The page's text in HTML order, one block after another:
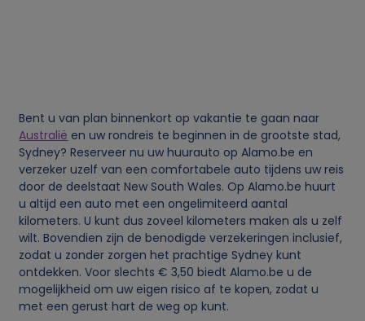
Bent u van plan binnenkort op vakantie te gaan naar
Australië en uw rondreis te beginnen in de grootste stad,
Sydney? Reserveer nu uw huurauto op Alamo.be en
verzeker uzelf van een comfortabele auto tijdens uw reis
door de deelstaat New South Wales. Op Alamo.be huurt
u altijd een auto met een ongelimiteerd aantal
kilometers. U kunt dus zoveel kilometers maken als u zelf
wilt. Bovendien zijn de benodigde verzekeringen inclusief,
zodat u zonder zorgen het prachtige Sydney kunt
ontdekken. Voor slechts € 3,50 biedt Alamo.be u de
mogelijkheid om uw eigen risico af te kopen, zodat u
met een gerust hart de weg op kunt.
g
e
v
e
n
s